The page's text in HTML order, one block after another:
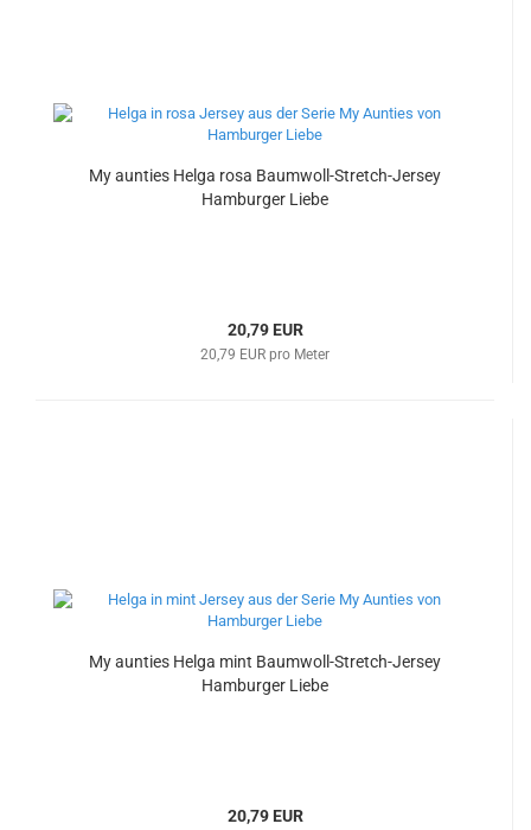
My aunties Helga rosa Baumwoll-Stretch-Jersey
Hamburger Liebe
20,79 EUR
20,79 EUR pro Meter
My aunties Helga mint Baumwoll-Stretch-Jersey
Hamburger Liebe
20,79 EUR